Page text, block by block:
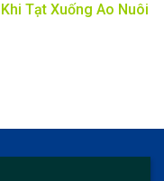
Tạt Xuống Ao Nuôi